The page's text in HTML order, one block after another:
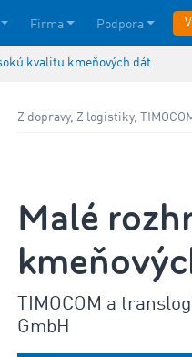
Firma Podpora
kvalitu kmeňových dát
Z dopravy, Z logistiky,
Malé
TIMOCOM a
GmbH